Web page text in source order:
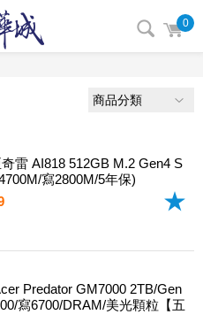
0
商品分類
雷 AI818 512GB M.2 Gen4 S
寫2800M/5年保)
Predator GM7000 2TB/Gen
寫6700/DRAM/美光顆粒【五